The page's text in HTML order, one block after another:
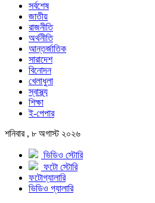
সর্বশেষ
জাতীয়
রাজনীতি
অর্থনীতি
আন্তর্জাতিক
সারাদেশ
বিনোদন
খেলাধুলা
স্বাস্থ্য
শিক্ষা
ই-পেপার
শনিবার , ৮ অগাস্ট ২০২৬
ভিডিও স্টোরি
ফটো স্টোরি
ফটোগ্যালারি
ভিডিও গ্যালারি